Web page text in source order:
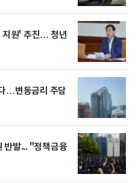
지원' 추진… 청년
…변동금리 주담
반발... "정책금융